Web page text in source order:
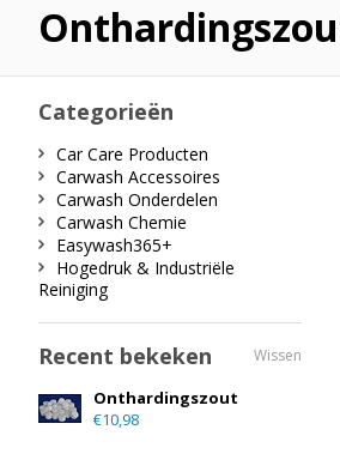
Categorieën
Car Care Producten
Carwash Accessoires
Carwash Onderdelen
Carwash Chemie
Easywash365+
Hogedruk & Industriële
Reiniging
Recent bekeken Wissen
Onthardingszout
€10,98